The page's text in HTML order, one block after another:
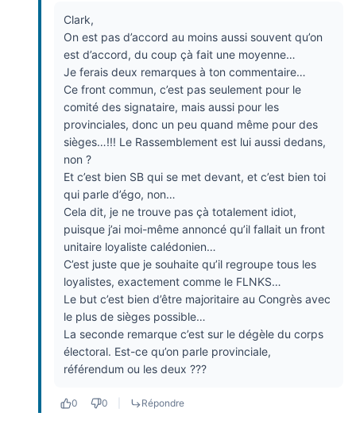
Clark,
On est pas d’accord au moins aussi souvent qu’on
est d’accord, du coup çà fait une moyenne…
Je ferais deux remarques à ton commentaire…
Ce front commun, c’est pas seulement pour le
comité des signataire, mais aussi pour les
provinciales, donc un peu quand même pour des
sièges…!!! Le Rassemblement est lui aussi dedans,
non ?
Et c’est bien SB qui se met devant, et c’est bien toi
qui parle d’égo, non…
Cela dit, je ne trouve pas çà totalement idiot,
puisque j’ai moi-même annoncé qu’il fallait un front
unitaire loyaliste calédonien…
C’est juste que je souhaite qu’il regroupe tous les
loyalistes, exactement comme le FLNKS…
Le but c’est bien d’être majoritaire au Congrès avec
le plus de sièges possible…
La seconde remarque c’est sur le dégèle du corps
électoral. Est-ce qu’on parle provinciale,
référendum ou les deux ???
0 0 Répondre